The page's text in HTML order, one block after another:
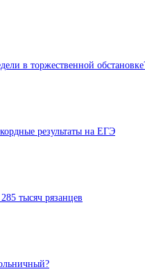
в торжественной
результаты на ЕГЭ
тысяч рязанцев